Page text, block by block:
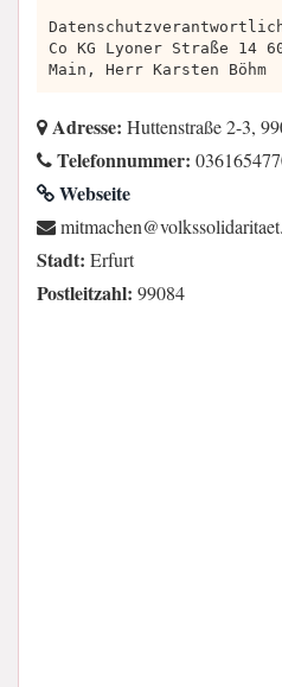
Co KG Lyoner Straße 14
Main, Herr Karsten Böhm
Adresse: Huttenstraße 2-3,
Telefonnummer:
Webseite
Stadt: Erfurt
Postleitzahl: 99084